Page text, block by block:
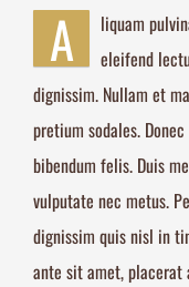
A
liquam
eleifend
dignissim. Nullam et
pretium sodales.
bibendum felis. Duis
vulputate nec metus.
dignissim quis nisl in
ante sit amet, placerat